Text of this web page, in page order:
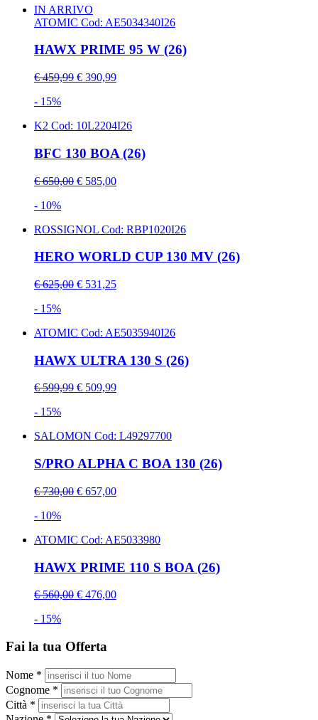
IN ARRIVO
ATOMIC Cod: AE5034340I26
HAWX PRIME 95 W (26)
€ 459,99 € 390,99
- 15%
K2 Cod: 10L2204I26
BFC 130 BOA (26)
€ 650,00 € 585,00
- 10%
ROSSIGNOL Cod: RBP1020I26
HERO WORLD CUP 130 MV (26)
€ 625,00 € 531,25
- 15%
ATOMIC Cod: AE5035940I26
HAWX ULTRA 130 S (26)
€ 599,99 € 509,99
- 15%
SALOMON Cod: L49297700
S/PRO ALPHA C BOA 130 (26)
€ 730,00 € 657,00
- 10%
ATOMIC Cod: AE5033980
HAWX PRIME 110 S BOA (26)
€ 560,00 € 476,00
- 15%
Fai la tua Offerta
Nome *
Cognome *
Città *